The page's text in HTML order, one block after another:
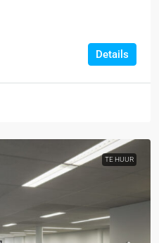
Details
TE HUUR